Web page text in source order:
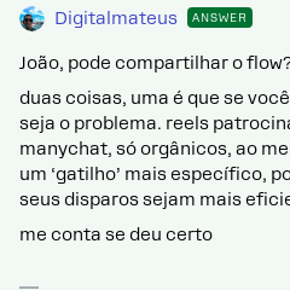
Digitalmateus ANSWER
João, pode compartilhar o
duas coisas, uma é que se
seja o problema. reels
manychat, só orgânicos, ao
um ‘gatilho’ mais específico,
seus disparos sejam mais
me conta se deu certo